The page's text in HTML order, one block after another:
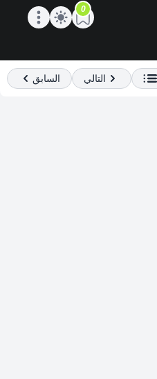
Open main menu
0
Previous
السابق التالي
Next